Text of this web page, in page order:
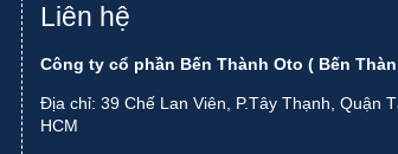
Liên hệ
Công ty cổ phần Bến Thành Oto ( Bến
Địa chỉ: 39 Chế Lan Viên, P.Tây Thạnh, Quận
HCM